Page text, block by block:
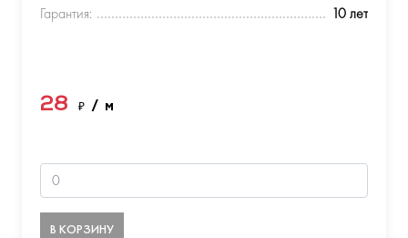
Гарантия:
10 лет
28 ₽ / м
В КОРЗИНУ